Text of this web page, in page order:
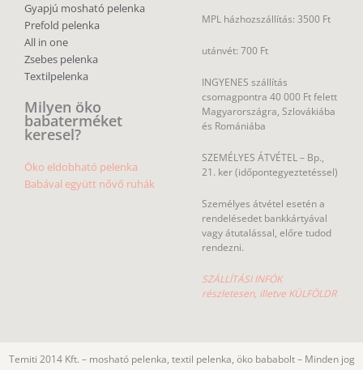
Gyapjú mosható pelenka
Prefold pelenka
All in one
Zsebes pelenka
Textilpelenka
Milyen öko
babaterméket
keresel?
Öko eldobható pelenka
Babával együtt nővő ruhák
MPL házhozszállítás: 3500 Ft
utánvét: 700 Ft
INGYENES szállítás
csomagpontra 40 000 Ft felett
Magyarországra, Szlovákiába
és Romániába
SZEMÉLYES ÁTVÉTEL – Bp.,
21. ker (időpontegyeztetéssel)
Személyes átvétel esetén a
rendelésedet bankkártyával
vagy átutalással, előre tudod
rendezni.
SZÁLLÍTÁSI INFÓK
részletesen, illetve KÜLFÖLDR
Temiti 2014 Kft. – mosható pelenka, textil pelenka, öko bababolt – Minden jog